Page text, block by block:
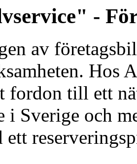
-
av
Hos
fordon till ett
i Sverige och
ett